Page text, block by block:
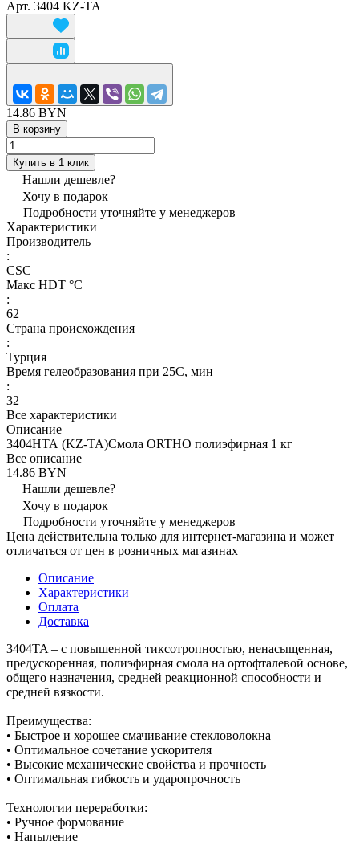
Арт. 3404 KZ-TA
14.86 BYN
В корзину
Купить в 1 клик
Нашли дешевле?
Хочу в подарок
Подробности уточняйте у менеджеров
Характеристики
Производитель
:
CSC
Макс HDT °С
:
62
Страна происхождения
:
Турция
Время гелеобразования при 25С, мин
:
32
Все характеристики
Описание
3404HТА (KZ-TA)Смола ORTHO полиэфирная 1 кг
Все описание
14.86 BYN
Нашли дешевле?
Хочу в подарок
Подробности уточняйте у менеджеров
Цена действительна только для интернет-магазина и может
отличаться от цен в розничных магазинах
Описание
Характеристики
Оплата
Доставка
3404TA – с повышенной тиксотропностью, ненасыщенная,
предускоренная, полиэфирная смола на ортофталевой основе,
общего назначения, средней реакционной способности и
средней вязкости.
Преимущества:
• Быстрое и хорошее смачивание стекловолокна
• Оптимальное сочетание ускорителя
• Высокие механические свойства и прочность
• Оптимальная гибкость и ударопрочность
Технологии переработки:
• Ручное формование
• Напыление